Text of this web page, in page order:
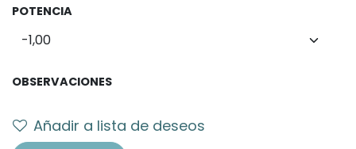
POTENCIA
OBSERVACIONES
Añadir a lista de deseos